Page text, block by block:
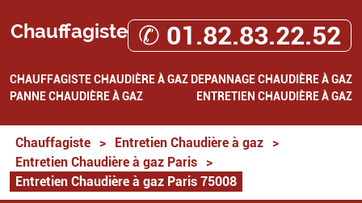
Chauffagiste ✆ 01.82.83.22.52
CHAUFFAGISTECHAUDIÈRE À GAZ DEPANNAGE CHAUDIÈRE À GAZ
PANNE CHAUDIÈRE À GAZ
ENTRETIEN CHAUDIÈRE À GAZ
Chauffagiste > Entretien Chaudière à gaz
>
Entretien Chaudière à gaz Paris
>
Entretien Chaudière à gaz Paris 75008